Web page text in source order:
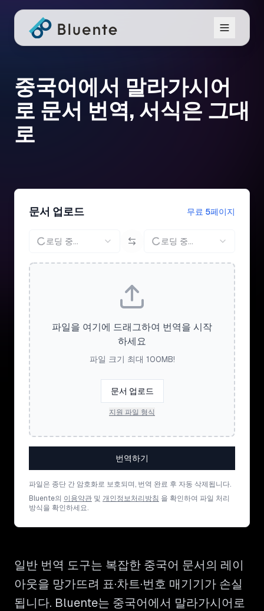
중국어에서 말라가시어
로 문서 번역, 서식은 그대
로
문서 업로드 무료 5페이지
로딩 중... 로딩 중...
파일을 여기에 드래그하여 번역을 시작
하세요
파일 크기 최대 100MB!
문서 업로드
지원 파일 형식
번역하기
파일은 종단 간 암호화로 보호되며, 번역 완료 후 자동 삭제됩니다.
Bluente의 이용약관 및 개인정보처리방침 을 확인하여 파일 처리
방식을 확인하세요.
일반 번역 도구는 복잡한 중국어 문서의 레이
아웃을 망가뜨려 표·차트·번호 매기기가 손실
됩니다. Bluente는 중국어에서 말라가시어로